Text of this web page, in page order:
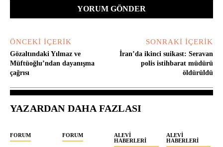
ÖNCEKI İÇERIK
Gözaltındaki Yılmaz ve
Müftüoğlu’ndan dayanışma
çağrısı
SONRAKI İÇERIK
İran’da ikinci suikast: Seravan
polis istihbarat müdürü
öldürüldü
YAZARDAN DAHA FAZLASI
FORUM FORUM
ALEVI
HABERLERI
ALEVI
HABERLERI